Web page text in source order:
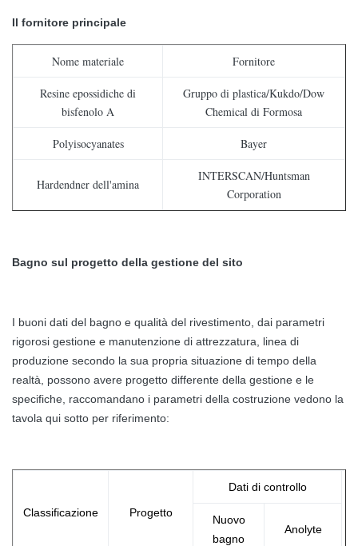
Il fornitore principale
Nome materiale Fornitore
Resine epossidiche di
bisfenolo A
Gruppo di plastica/Kukdo/Dow
Chemical di Formosa
Polyisocyanates Bayer
Hardendner dell'amina
INTERSCAN/Huntsman
Corporation
Bagno sul progetto della gestione del sito
I buoni dati del bagno e qualità del rivestimento, dai parametri
rigorosi gestione e manutenzione di attrezzatura, linea di
produzione secondo la sua propria situazione di tempo della
realtà, possono avere progetto differente della gestione e le
specifiche, raccomandano i parametri della costruzione vedono la
tavola qui sotto per riferimento:
Classificazione Progetto
Dati di controllo
Nuovo
bagno
Anolyte